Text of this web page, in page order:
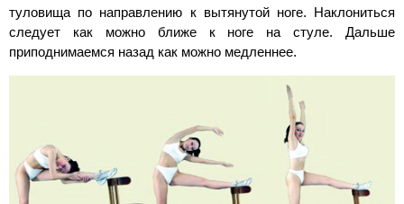
туловища по направлению к вытянутой ноге. Наклониться
следует как можно ближе к ноге на стуле. Дальше
приподнимаемся назад как можно медленнее.